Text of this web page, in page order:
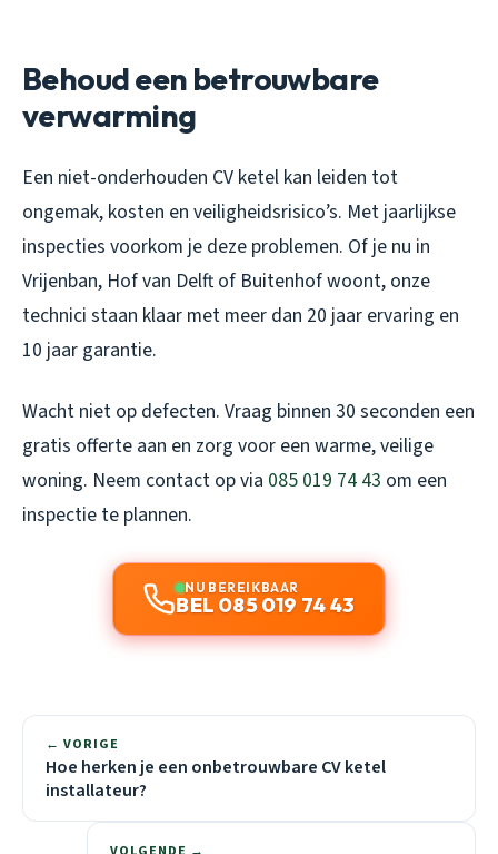
Behoud een betrouwbare
verwarming
Een niet-onderhouden CV ketel kan leiden tot
ongemak, kosten en veiligheidsrisico’s. Met jaarlijkse
inspecties voorkom je deze problemen. Of je nu in
Vrijenban, Hof van Delft of Buitenhof woont, onze
technici staan klaar met meer dan 20 jaar ervaring en
10 jaar garantie.
Wacht niet op defecten. Vraag binnen 30 seconden een
gratis offerte aan en zorg voor een warme, veilige
woning. Neem contact op via 085 019 74 43 om een
inspectie te plannen.
NU BEREIKBAAR
BEL 085 019 74 43
← VORIGE
Hoe herken je een onbetrouwbare CV ketel
installateur?